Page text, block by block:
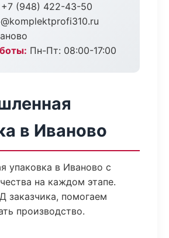
+7 (948) 422-43-50
Пн-Пт: 08:00-17:00
в Иваново
упаковка в Иваново с
на каждом этапе.
заказчика, помогаем
производство.